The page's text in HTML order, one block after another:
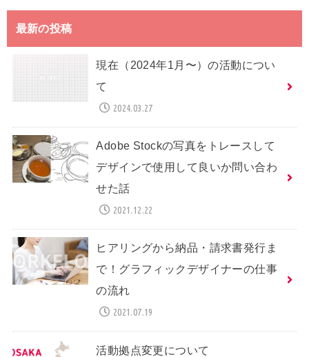
最新の投稿
現在（2024年1月〜）の活動につい
て
2024.03.27
Adobe Stockの写真をトレースして
デザインで使用して良いか問い合わ
せた話
2021.12.22
ヒアリングから納品・請求書発行ま
で！グラフィックデザイナーの仕事
の流れ
2021.07.19
活動拠点変更について